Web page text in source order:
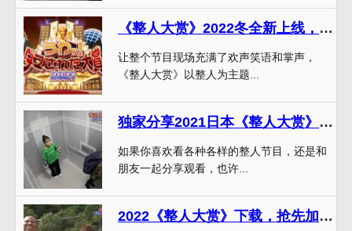
《整人大赏》2022冬全新上线，开启一场趴体大戏
让整个节目现场充满了欢声笑语和掌声，
《整人大赏》以整人为主题...
独家分享2021日本《整人大赏》百度网盘资源，跟艺人一起开心大笑
如果你喜欢看各种各样的整人节目，还是和
朋友一起分享观看，也许...
2022《整人大赏》下载，抢先加入整人风暴